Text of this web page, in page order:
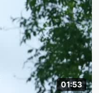
01:53